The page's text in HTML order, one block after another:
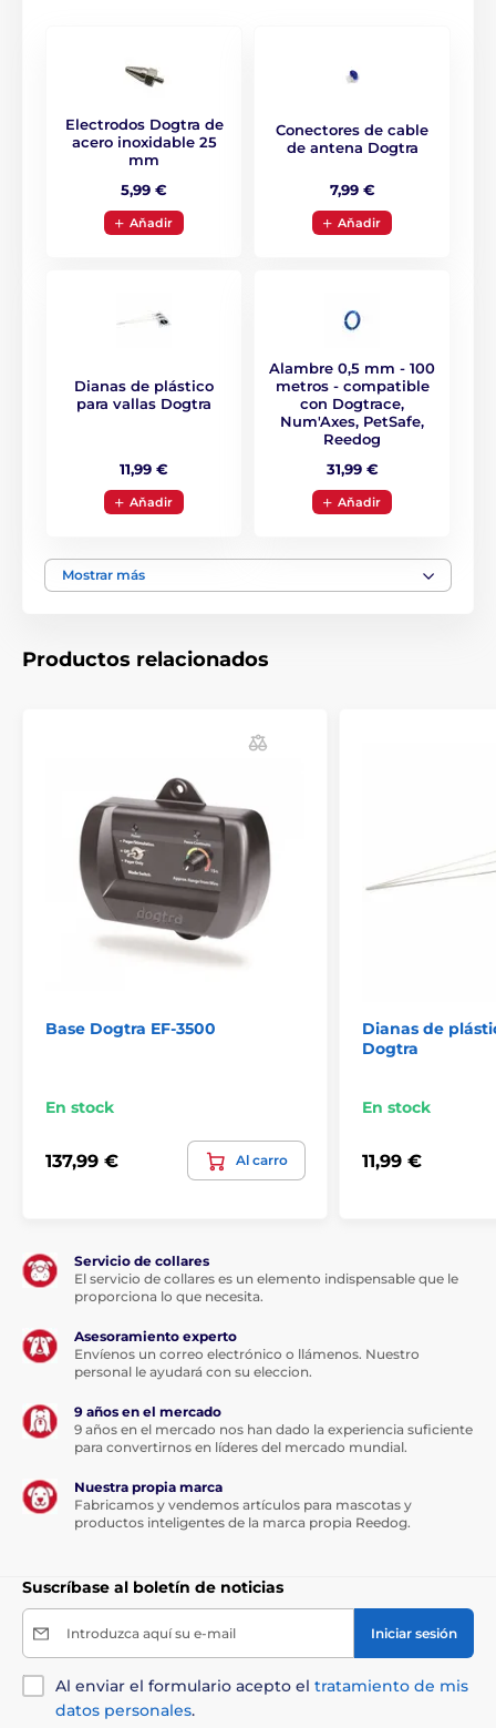
El alambre del set básico tiene 150 m de longitud.
puede adquirir y ampliar el recorrido hasta 4000 m.
con marcar el límite en la superficie del terreno o la
zona con los 50 banderitas incluidas.Las banderas
son una gran ayuda no sólo para su visión general,
sino que también facilitan orientarse a su perro.
Después de la aplicación y la configuración de fácil
acceso, una señal de radio se ejecutará a través del
alambre. La base se comunica transmitiendo la señal
con el receptor del collar del perro. Gracias al control
intuitivo muy sencillo, puede configurar fácilmente los
parámetros de disposición individual de su perro. La
La anchura de la zona es ajustable en la
base, de 30 cm a 4 m, según el tipo de
La valla electrónica Dogtra EF-3500 tiene
8 niveles de impulso.Puede ajustar
perro. Puede aumentar o disminuir la intensidad del
impulso en cualquier momento mediante el
interruptor del receptor.
Alambre incluido
aislado de 150 m de longitud. Puede
ampliar este paquete básico añadiendo
una bobina de hasta 4 km de longitud.
Batería y carga
Electrodos Dogtra de
acero inoxidable 25
mm
5,99 €
Aňadir
Conectores de cable
de antena Dogtra
7,99 €
Aňadir
Dianas de plástico
para vallas Dogtra
11,99 €
Aňadir
Alambre 0,5 mm - 100
metros - compatible
con Dogtrace,
Num'Axes, PetSafe,
Reedog
31,99 €
Aňadir
Mostrar más
Productos relacionados
Base Dogtra EF-3500
En stock
137,99 € Al carro
Dianas de
Dogtra
En stock
11,99 €
Servicio de collares
El servicio de collares es un elemento indispensable que le
proporciona lo que necesita.
Asesoramiento experto
Envíenos un correo electrónico o llámenos. Nuestro
personal le ayudará con su eleccion.
9 años en el mercado
9 años en el mercado nos han dado la experiencia suficiente
para convertirnos en líderes del mercado mundial.
Nuestra propia marca
Fabricamos y vendemos artículos para mascotas y
productos inteligentes de la marca propia Reedog.
Suscríbase al boletín de noticias
Introduzca aquí su e-mail Iniciar sesión
Al enviar el formulario acepto el tratamiento de mis
datos personales.